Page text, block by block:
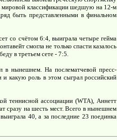
классификации шедшую на 12-м
быть представленными в финальном
со счётом 6:4, выиграла четыре гейма
смогла не только спасти казалось
в третьем сете - 7:5.
в нынешнем. На послематчевой пресс-
и какую роль в этом сыграл российский
теннисной ассоциации (WTA), Аннетт
сразу на шесть мест. Всего в нынешнем
40, а за последние 23 поединка